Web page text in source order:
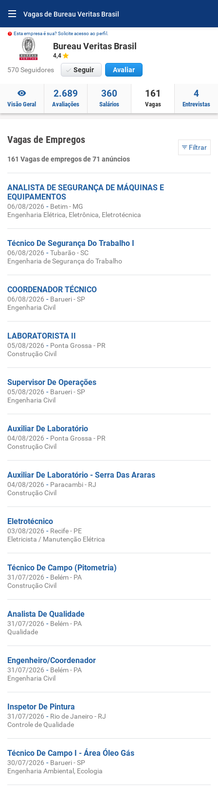
Vagas de Bureau Veritas Brasil
Esta empresa é sua? Solicite acesso ao perfil.
Bureau Veritas Brasil
4,4
570 Seguidores Seguir Avaliar
Visão Geral
2.689
Avaliações
360
Salários
161
Vagas
4
Entrevistas
Vagas de Empregos
Filtrar
161 Vagas de empregos de 71 anúncios
ANALISTA DE SEGURANÇA DE MÁQUINAS E
EQUIPAMENTOS
06/08/2026 - Betim - MG
Engenharia Elétrica, Eletrônica, Eletrotécnica
Técnico De Segurança Do Trabalho I
06/08/2026 -Tubarão - SC
Engenharia de Segurança do Trabalho
COORDENADOR TÉCNICO
06/08/2026 - Barueri - SP
Engenharia Civil
LABORATORISTA II
05/08/2026 - Ponta Grossa - PR
Construção Civil
Supervisor De Operações
05/08/2026 - Barueri - SP
Engenharia Civil
Auxiliar De Laboratório
04/08/2026 - Ponta Grossa - PR
Construção Civil
Auxiliar De Laboratório - Serra Das Araras
04/08/2026 - Paracambi - RJ
Construção Civil
Eletrotécnico
03/08/2026 - Recife - PE
Eletricista / Manutenção Elétrica
Técnico De Campo (Pitometria)
31/07/2026 - Belém - PA
Construção Civil
Analista De Qualidade
31/07/2026 - Belém - PA
Qualidade
Engenheiro/Coordenador
31/07/2026 - Belém - PA
Engenharia Civil
Inspetor De Pintura
31/07/2026 - Rio de Janeiro - RJ
Controle de Qualidade
Técnico De Campo I - Área Óleo Gás
30/07/2026 - Barueri - SP
Engenharia Ambiental, Ecologia